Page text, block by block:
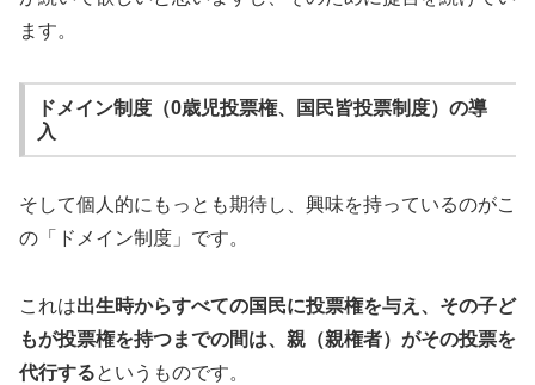
ます。
ドメイン制度（0歳児投票権、国民皆投票制度）の導
入
そして個人的にもっとも期待し、興味を持っているのがこ
の「ドメイン制度」です。
これは出生時からすべての国民に投票権を与え、その子ど
もが投票権を持つまでの間は、親（親権者）がその投票を
代行するというものです。